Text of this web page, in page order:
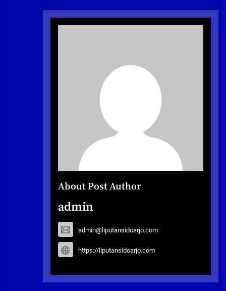
About Post Author
admin
admin@liputansidoarjo.com
https://liputansidoarjo.com